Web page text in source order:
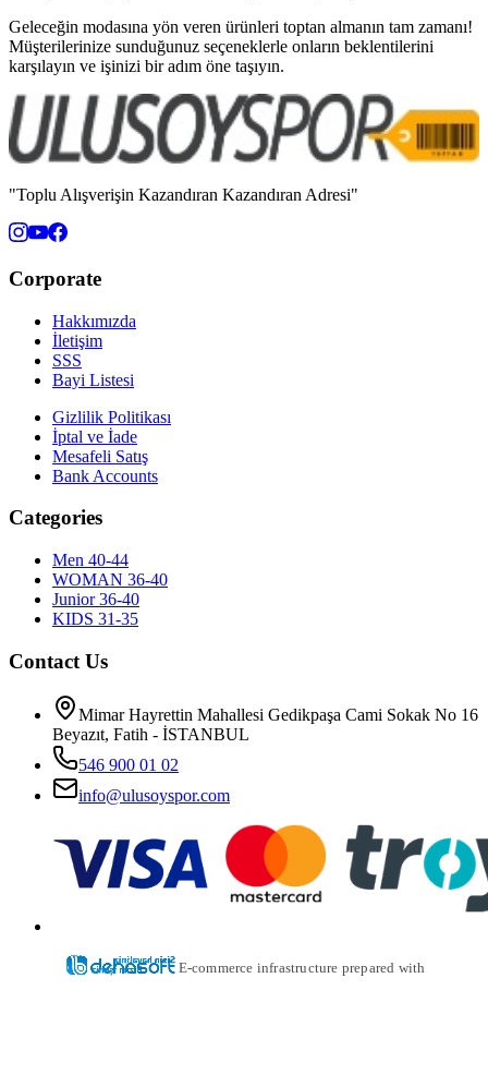
Geleceğin modasına yön veren ürünleri toptan almanın tam zamanı!
Müşterilerinize sunduğunuz seçeneklerle onların beklentilerini
karşılayın ve işinizi bir adım öne taşıyın.
"Toplu Alışverişin Kazandıran Kazandıran Adresi"
Corporate
Hakkımızda
İletişim
SSS
Bayi Listesi
Gizlilik Politikası
İptal ve İade
Mesafeli Satış
Bank Accounts
Categories
Men 40-44
WOMAN 36-40
Junior 36-40
KIDS 31-35
Contact Us
Mimar Hayrettin Mahallesi Gedikpaşa Cami Sokak No 16
Beyazıt, Fatih - İSTANBUL
546 900 01 02
info@ulusoyspor.com
E-commerce infrastructure prepared with